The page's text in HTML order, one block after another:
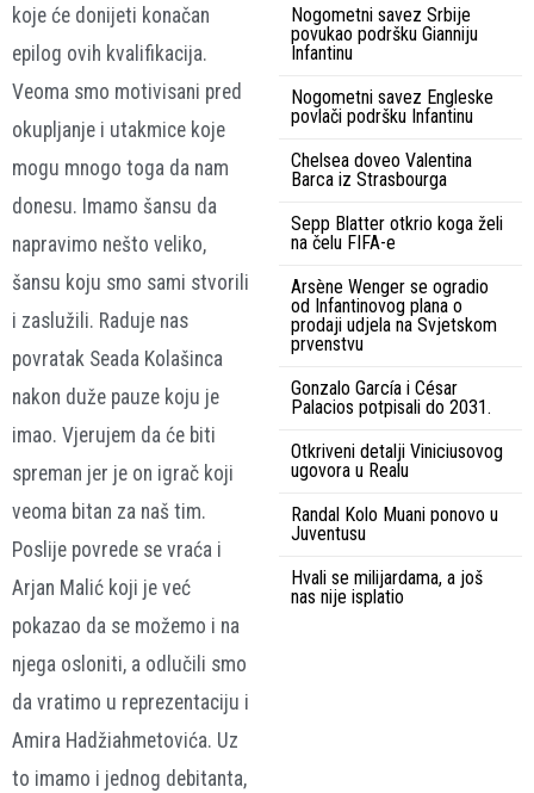
koje će donijeti konačan
epilog ovih kvalifikacija.
Veoma smo motivisani pred
okupljanje i utakmice koje
mogu mnogo toga da nam
donesu. Imamo šansu da
napravimo nešto veliko,
šansu koju smo sami stvorili
i zaslužili. Raduje nas
povratak Seada Kolašinca
nakon duže pauze koju je
imao. Vjerujem da će biti
spreman jer je on igrač koji
veoma bitan za naš tim.
Poslije povrede se vraća i
Arjan Malić koji je već
pokazao da se možemo i na
njega osloniti, a odlučili smo
da vratimo u reprezentaciju i
Amira Hadžiahmetovića. Uz
to imamo i jednog debitanta,
Nogometni savez Srbije
povukao podršku Gianniju
Infantinu
Nogometni savez Engleske
povlači podršku Infantinu
Chelsea doveo Valentina
Barca iz Strasbourga
Sepp Blatter otkrio koga želi
na čelu FIFA-e
Arsène Wenger se ogradio
od Infantinovog plana o
prodaji udjela na Svjetskom
prvenstvu
Gonzalo García i César
Palacios potpisali do 2031.
Otkriveni detalji Viniciusovog
ugovora u Realu
Randal Kolo Muani ponovo u
Juventusu
Hvali se milijardama, a još
nas nije isplatio